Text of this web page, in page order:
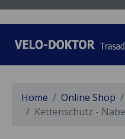
Home Online Shop
Kettenschutz -